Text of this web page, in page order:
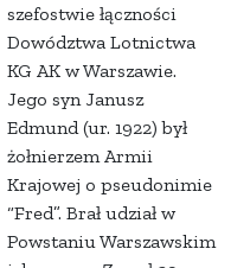
szefostwie łączności
Dowództwa Lotnictwa
KG AK w Warszawie.
Jego syn Janusz
Edmund (ur. 1922) był
żołnierzem Armii
Krajowej o pseudonimie
“Fred”. Brał udział w
Powstaniu Warszawskim